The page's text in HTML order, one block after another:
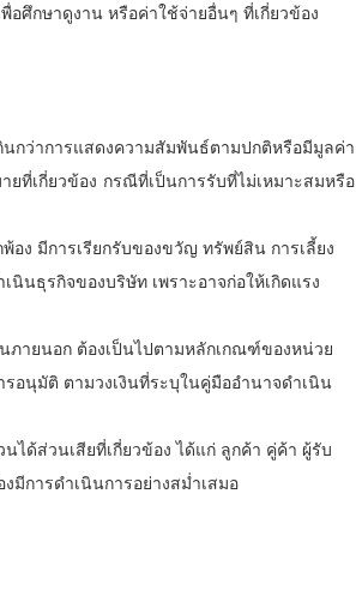
ศึกษาดูงาน หรือค่าใช้จ่ายอื่นๆ ที่เกี่ยวข้อง
กว่าการแสดงความสัมพันธ์ตามปกติหรือมีมูลค่า
ที่เกี่ยวข้อง กรณีที่เป็นการรับที่ไม่เหมาะสมหรือ
ง มีการเรียกรับของขวัญ ทรัพย์สิน การเลี้ยง
นธุรกิจของบริษัท เพราะอาจก่อให้เกิดแรง
ภายนอก ต้องเป็นไปตามหลักเกณฑ์ของหน่วย
อนุมัติ ตามวงเงินที่ระบุในคู่มืออำนาจดำเนิน
ด้ส่วนเสียที่เกี่ยวข้อง ได้แก่ ลูกค้า คู่ค้า ผู้รับ
มีการดำเนินการอย่างสม่ำเสมอ